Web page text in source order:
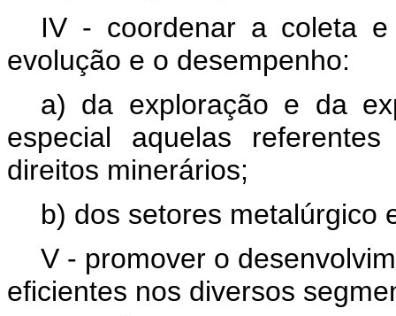
IV - coordenar a coleta
evolução e o desempenho:
a) da exploração e da
especial aquelas
direitos minerários;
b) dos setores metalúrgico
V - promover o
eficientes nos diversos